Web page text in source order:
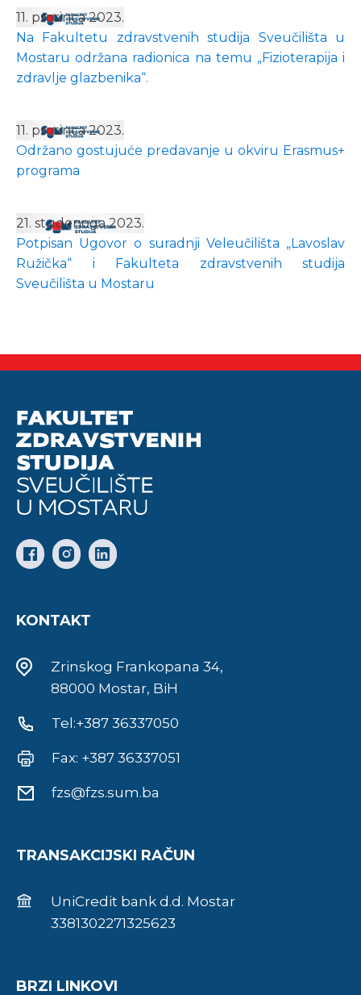
11. prosinca 2023.
Na Fakultetu zdravstvenih studija Sveučilišta u
Mostaru održana radionica na temu „Fizioterapija i
zdravlje glazbenika“.
11. prosinca 2023.
Održano gostujuće predavanje u okviru Erasmus+
programa
21. studenoga 2023.
Potpisan Ugovor o suradnji Veleučilišta „Lavoslav
Ružička“ i Fakulteta zdravstvenih studija
Sveučilišta u Mostaru
KONTAKT
Zrinskog Frankopana 34,
88000 Mostar, BiH
Tel:+387 36337050
Fax: +387 36337051
fzs@fzs.sum.ba
TRANSAKCIJSKI RAČUN
UniCredit bank d.d. Mostar
3381302271325623
BRZI LINKOVI